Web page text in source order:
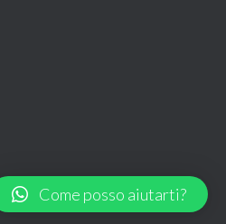
Come posso aiutarti?